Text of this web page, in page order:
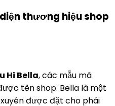
thương hiệu shop
Hi Bella, các mẫu mã
tên shop. Bella là một
được đặt cho phái